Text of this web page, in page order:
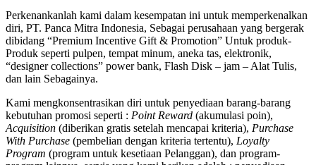
Perkenankanlah kami dalam kesempatan ini untuk memperkenalkan
diri, PT. Panca Mitra Indonesia, Sebagai perusahaan yang bergerak
dibidang “Premium Incentive Gift & Promotion” Untuk produk-
Produk seperti pulpen, tempat minum, aneka tas, elektronik,
“designer collections” power bank, Flash Disk – jam – Alat Tulis,
dan lain Sebagainya.
Kami mengkonsentrasikan diri untuk penyediaan barang-barang
kebutuhan promosi seperti : Point Reward (akumulasi poin),
Acquisition (diberikan gratis setelah mencapai kriteria), Purchase
With Purchase (pembelian dengan kriteria tertentu), Loyalty
Program (program untuk kesetiaan Pelanggan), dan program-